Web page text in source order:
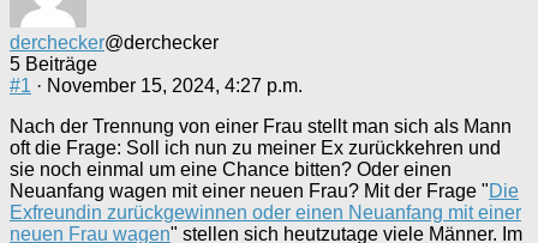
derchecker@derchecker
5 Beiträge
#1 · November 15, 2024, 4:27 p.m.
Nach der Trennung von einer Frau stellt man sich als Mann
oft die Frage: Soll ich nun zu meiner Ex zurückkehren und
sie noch einmal um eine Chance bitten? Oder einen
Neuanfang wagen mit einer neuen Frau? Mit der Frage "Die
Exfreundin zurückgewinnen oder einen Neuanfang mit einer
neuen Frau wagen" stellen sich heutzutage viele Männer. Im